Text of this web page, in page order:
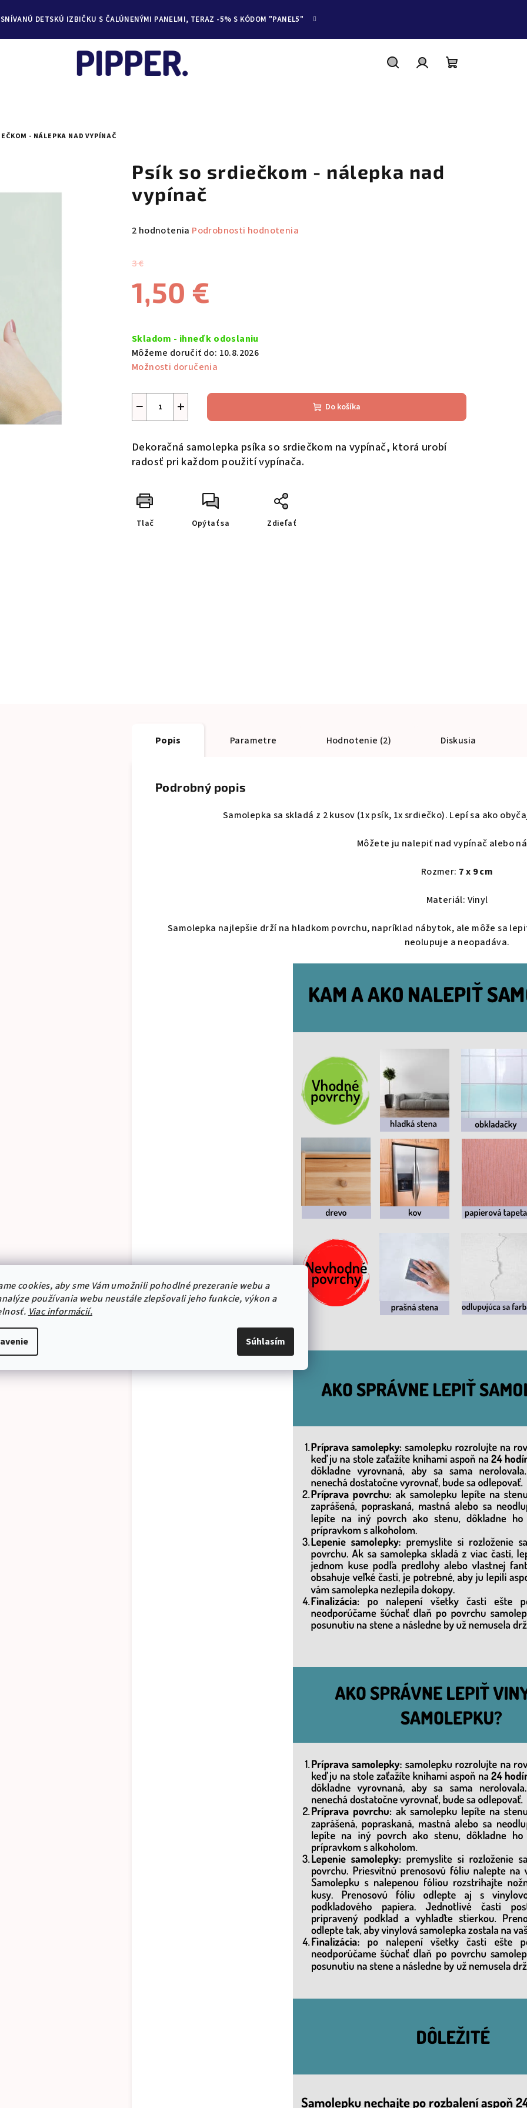
cookies, aby sme Vám umožnili pohodlné prezeranie webu a
používania webu neustále zlepšovali jeho funkcie, výkon a
Viac informácií.
Súhlasím
DETSKÚ IZBIČKU S ČALÚNENÝMI PANELMI, TERAZ -5% S KÓDOM "PANEL5"
- NÁLEPKA NAD VYPÍNAČ
Psík so srdiečkom - nálepka nad
vypínač
Priemerné
produktu
5,0
2 hodnotenia Podrobnosti hodnotenia
3 €
1,50 €
cena:
Skladom - ihneď k odoslaniu
Môžeme doručiť do: 10.8.2026
Možnosti doručenia
+
− Do košíka
Dekoračná samolepka psíka so srdiečkom na vypínač, ktorá urobí
radosť pri každom použití vypínača.
Tlač Opýtať sa Zdieľať
Popis Parametre Hodnotenie (2) Diskusia
Podrobný popis
Samolepka sa skladá z 2 kusov (1x psík, 1x srdiečko). Lepí sa ako
Môžete ju nalepiť nad vypínač alebo
Rozmer: 7 x 9 cm
Materiál: Vinyl
Samolepka najlepšie drží na hladkom povrchu, napríklad nábytok, ale môže sa
neolupuje a neopadáva.